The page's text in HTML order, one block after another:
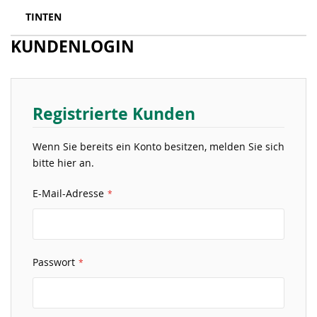
TINTEN
KUNDENLOGIN
Registrierte Kunden
Wenn Sie bereits ein Konto besitzen, melden Sie sich
bitte hier an.
E-Mail-Adresse
Passwort